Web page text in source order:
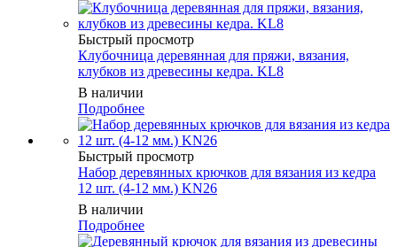
Быстрый просмотр
Клубочница деревянная для пряжи, вязания,
клубков из древесины кедра. KL8
В наличии
Подробнее
Быстрый просмотр
Набор деревянных крючков для вязания из кедра
12 шт. (4-12 мм.) KN26
В наличии
Подробнее